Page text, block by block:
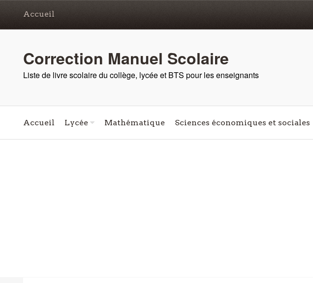
Accueil
Correction Manuel Scolaire
Liste de livre scolaire du collège, lycée et BTS pour les enseignants
Accueil Lycée Mathématique Sciences économiques et sociales